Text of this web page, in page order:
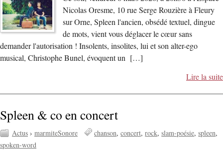
Nicolas Oresme, 10 rue Serge Rouzière à Fleury
sur Orne, Spleen l'ancien, obsédé textuel, dingue
de mots, vient vous déglacer le cœur sans
demander l'autorisation ! Insolents, insolites, lui et son alter-ego
musical, Christophe Bunel, évoquent un […]
Lire la suite
Spleen & co en concert
Actus › marmiteSonore chanson concert rock slam-poésie spleen
spoken-word